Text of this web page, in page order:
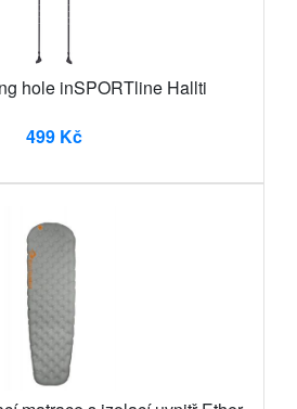
hole inSPORTline Hallti
499 Kč